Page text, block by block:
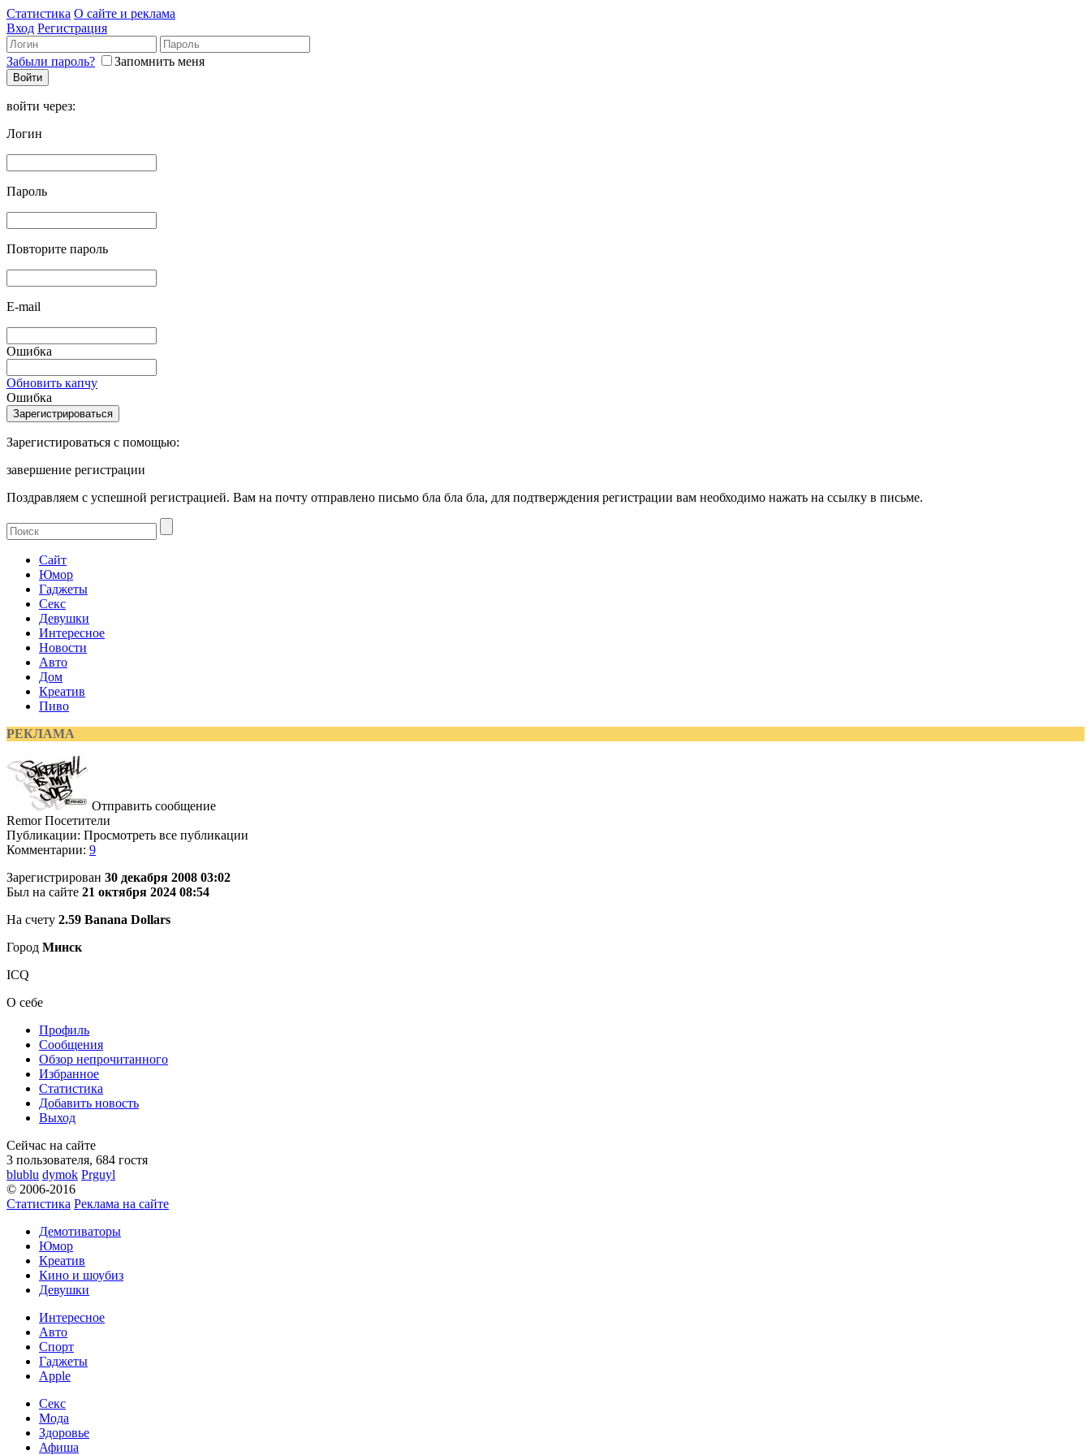
Статистика О сайте и реклама
Вход Регистрация
Забыли пароль? Запомнить меня
войти через:
Логин
Пароль
Повторите пароль
E-mail
Ошибка
Обновить капчу
Ошибка
Зарегистироваться с помощью:
завершение регистрации
Поздравляем с успешной регистрацией. Вам на почту отправлено письмо бла бла бла, для подтверждения регистрации вам необходимо нажать на ссылку в письме.
Сайт
Юмор
Гаджеты
Секс
Девушки
Интересное
Новости
Авто
Дом
Креатив
Пиво
РЕКЛАМА
Отправить сообщение
RemorПосетители
Публикации: Просмотреть все публикации
Комментарии: 9
Зарегистрирован 30 декабря 2008 03:02
Был на сайте 21 октября 2024 08:54
На счету 2.59 Banana Dollars
Город Минск
ICQ
О себе
Профиль
Сообщения
Обзор непрочитанного
Избранное
Статистика
Добавить новость
Выход
Сейчас на сайте
3 пользователя, 684 гостя
blublu dymok Prguyl
© 2006-2016
Статистика Реклама на сайте
Демотиваторы
Юмор
Креатив
Кино и шоубиз
Девушки
Интересное
Авто
Спорт
Гаджеты
Apple
Секс
Мода
Здоровье
Афиша